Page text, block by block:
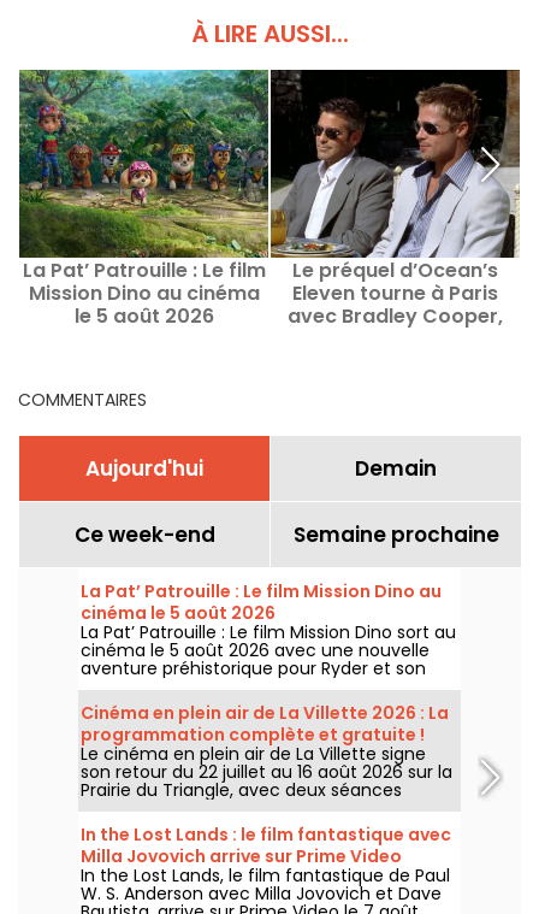
À LIRE AUSSI...
La Pat’ Patrouille : Le film
Mission Dino au cinéma
le 5 août 2026
Le préquel d’Ocean’s
Eleven tourne à Paris
avec Bradley Cooper,
COMMENTAIRES
Aujourd'hui Demain
Ce week-end Semaine prochaine
La Pat’ Patrouille : Le film Mission Dino au
cinéma le 5 août 2026
La Pat’ Patrouille : Le film Mission Dino sort au
cinéma le 5 août 2026 avec une nouvelle
aventure préhistorique pour Ryder et son
équipe.
Cinéma en plein air de La Villette 2026 : La
programmation complète et gratuite !
Le cinéma en plein air de La Villette signe
son retour du 22 juillet au 16 août 2026 sur la
Prairie du Triangle, avec deux séances
gratuites par jour, à 18h et 21h. Pour cette
35e édition, le festival met à l’honneur le
thème “L’appel de la forêt”. Découvrez la
programmation complète et gratuite !
In the Lost Lands : le film fantastique avec
Milla Jovovich arrive sur Prime Video
In the Lost Lands, le film fantastique de Paul
W. S. Anderson avec Milla Jovovich et Dave